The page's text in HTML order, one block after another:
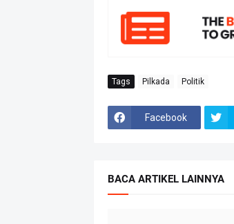
Tags Pilkada Politik
Facebook
BACA ARTIKEL LAINNYA